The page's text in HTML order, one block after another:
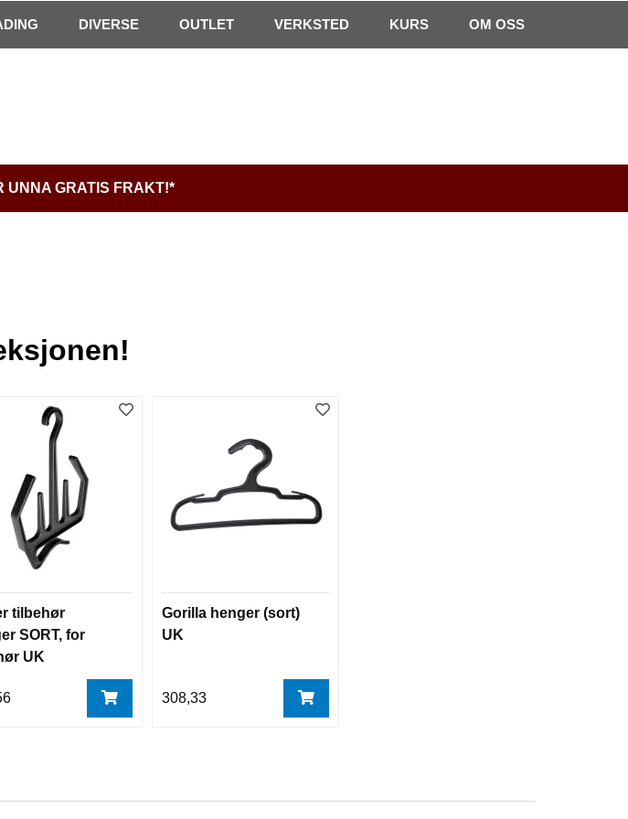
Min side Infosenter Favoritter
DIVERSE OUTLET VERKSTED KURS OM OSS
UNNA GRATIS FRAKT!*
tilbehør
SORT, for
UK
Gorilla henger (sort)
UK
308,33